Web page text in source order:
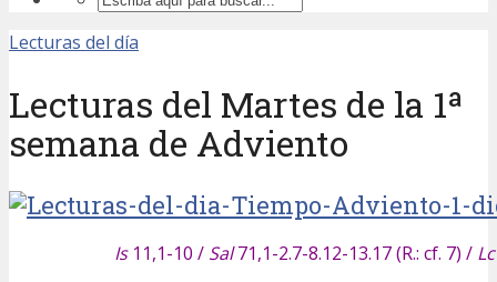
Lecturas del día
Lecturas del Martes de la 1ª
semana de Adviento
Is11,1-10 / Sal71,1-2.7-8.12-13.17 (R.: cf. 7) / Lc